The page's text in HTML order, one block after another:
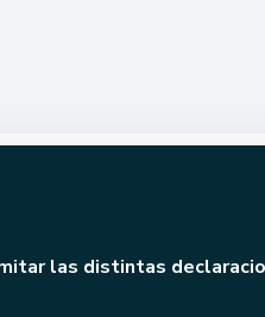
las distintas